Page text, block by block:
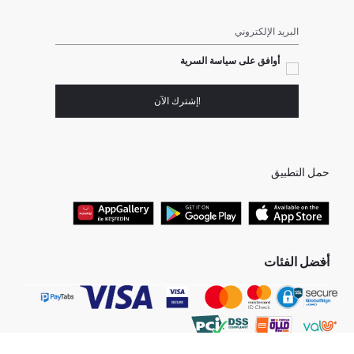
البريد الإلكتروني
أوافق على سياسة السرية
!إشترك الآن
حمل التطبيق
أفضل الفئات
جميع متاجرنا
هدايا عيد الحب
البلوفر النسائية
بلوفر رجالي
برفانات حريمى
جينز رجالي